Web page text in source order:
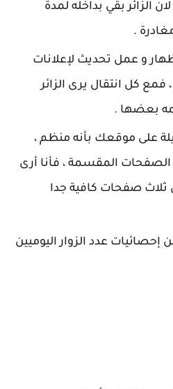
الزائر بقي بداخله لمدة
.
و عمل تحديث لإعلانات
كل انتقال يرى الزائر
بعضها .
على موقعك بأنه منظم ،
المقسمة ، فأنا أرى
ثلاث صفحات كافية جدا
عدد الزوار اليوميين